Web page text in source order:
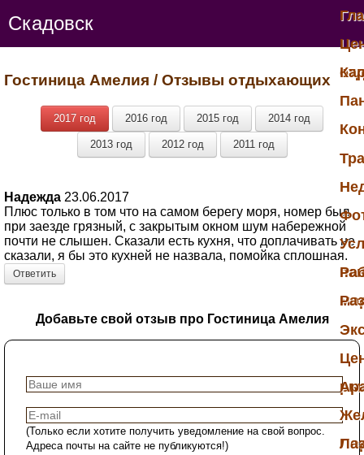
Скадовск
Гостиница Амелия / Отзывы отдыхающих
2017 год 2016 год 2015 год 2014 год
2013 год 2012 год 2011 год
Надежда 23.06.2017
Плюс только в том что на самом берегу моря, номер был
при заезде грязный, с закрытым окном шум набережной
почти не слышен. Сказали есть кухня, что доплачивать не
сказали, я бы это кухней не назвала, помойка сплошная.
Ответить
Добавьте свой отзыв про Гостиница Амелия
(Только если хотите получить уведомление на свой вопрос.
Адреса почты на сайте не публикуются!)